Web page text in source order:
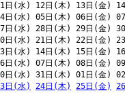
日(水) 12日(木) 13日(金)
日(水) 05日(木) 06日(金)
日(水) 28日(木) 29日(金)
日(水) 21日(木) 22日(金)
日(水) 14日(木) 15日(金)
日(水) 07日(木) 08日(金)
日(水) 31日(木) 01日(金)
日(水) 24日(木) 25日(金)